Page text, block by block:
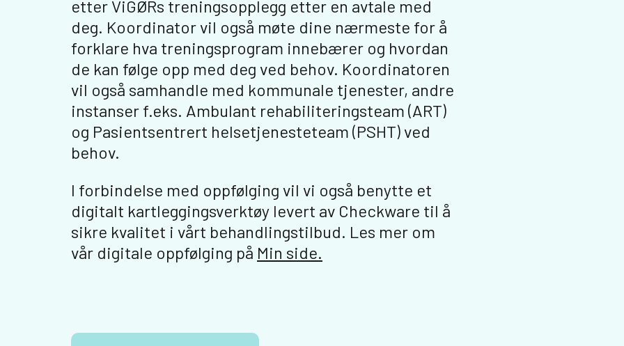
etter ViGØRs treningsopplegg etter en avtale med
deg. Koordinator vil også møte dine nærmeste for å
forklare hva treningsprogram innebærer og hvordan
de kan følge opp med deg ved behov. Koordinatoren
vil også samhandle med kommunale tjenester, andre
instanser f.eks. Ambulant rehabiliteringsteam (ART)
og Pasientsentrert helsetjenesteteam (PSHT) ved
behov.
I forbindelse med oppfølging vil vi også benytte et
digitalt kartleggingsverktøy levert av Checkware til å
sikre kvalitet i vårt behandlingstilbud. Les mer om
vår digitale oppfølging på Min side.